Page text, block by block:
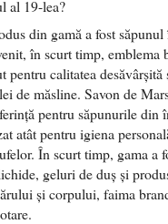
al 19-lea?
din gamă a fost
în scurt timp,
pentru calitatea
de măsline. Savon de
pentru săpunurile din
atât pentru igiena
În scurt timp, gama a
geluri de duş şi
şi corpului, faima